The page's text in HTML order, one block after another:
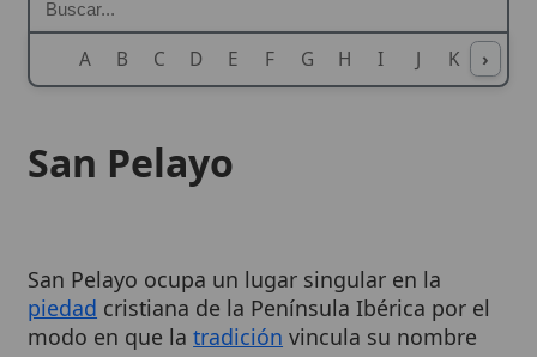
A B C D E F G H I J K L M
›
modo en que latradiciónvincula su nombre
con lafidelidada lafey con eltestimonio
heroico en situaciones límite. Ladevoción